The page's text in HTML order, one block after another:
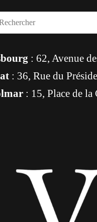
: 62, Avenue
: 36, Rue du
: 15, Place de la